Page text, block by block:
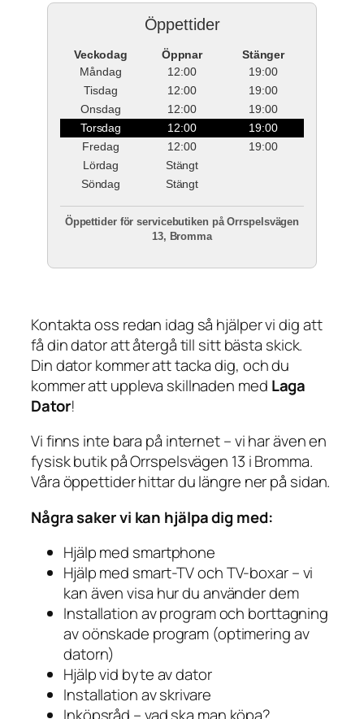
Öppettider
Veckodag Öppnar
Stänger
Måndag
12:00
19:00
Tisdag
12:00
19:00
Onsdag
12:00
19:00
Torsdag
12:00
19:00
Fredag
12:00
19:00
Lördag
Stängt
Söndag
Stängt
Öppettider för servicebutiken på Orrspelsvägen
13, Bromma
Kontakta oss redan idag så hjälper vi dig att
få din dator att återgå till sitt bästa skick.
Din dator kommer att tacka dig, och du
kommer att uppleva skillnaden med Laga
Dator!
Vi finns inte bara på internet – vi har även en
fysisk butik på Orrspelsvägen 13 i Bromma.
Våra öppettider hittar du längre ner på sidan.
Några saker vi kan hjälpa dig med:
Hjälp med smartphone
Hjälp med smart-TV och TV-boxar – vi
kan även visa hur du använder dem
Installation av program och borttagning
av oönskade program (optimering av
datorn)
Hjälp vid byte av dator
Installation av skrivare